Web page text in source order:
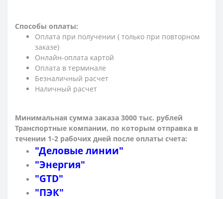
Способы оплаты:
Оплата при получении ( только при повторном
заказе)
Онлайн-оплата картой
Оплата в терминале
Безналичный расчет
Наличный расчет
Минимальная сумма заказа 3000 тыс. рублей
Транспортные компании, по которым отправка в
течении 1-2 рабочих дней после оплаты счета:
"Деловые линии"
"Энергия"
"GTD"
"ПЭК"